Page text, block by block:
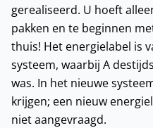
gerealiseerd. U hoeft
pakken en te beginnen
thuis! Het energielabel is
systeem, waarbij A
was. In het nieuwe
krijgen; een nieuw
niet aangevraagd.